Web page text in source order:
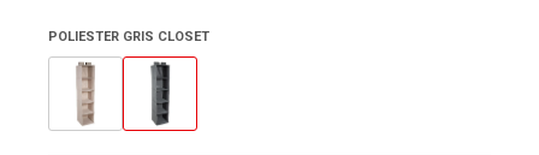
POLIESTER GRIS CLOSET